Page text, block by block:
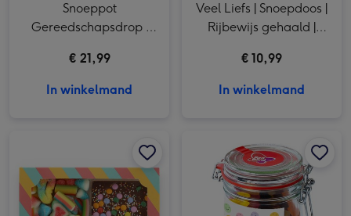
Snoeppot
Gereedschapsdrop |
€ 21,99
In winkelmand
Veel Liefs | Snoepdoos |
Rijbewijs gehaald |
€ 10,99
In winkelmand